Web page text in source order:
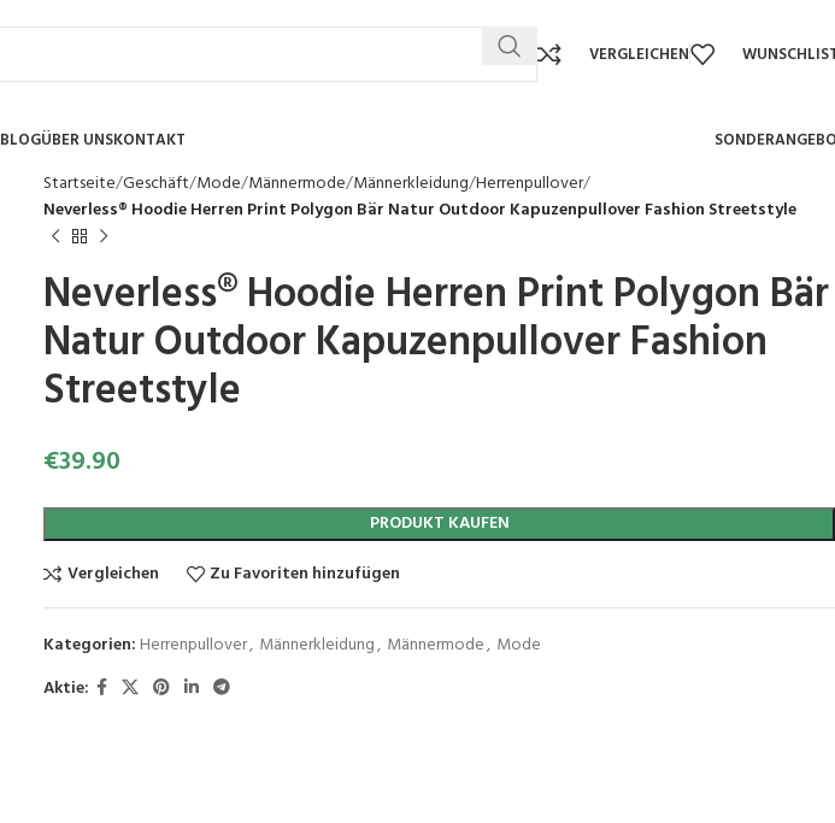
VERGLEICHEN
BLOGÜBER UNSKONTAKT
Startseite Geschäft Mode Männermode Männerkleidung Herrenpullover
Neverless® Hoodie Herren Print Polygon Bär Natur Outdoor Kapuzenpullover Fashion Streetstyle
Neverless® Hoodie Herren Print Polygon Bär
Natur Outdoor Kapuzenpullover Fashion
Streetstyle
€39.90
PRODUKT KAUFEN
Vergleichen
Zu Favoriten hinzufügen
Kategorien: Herrenpullover, Männerkleidung, Männermode, Mode
Aktie: